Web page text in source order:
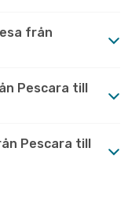
från
Pescara till
Pescara till